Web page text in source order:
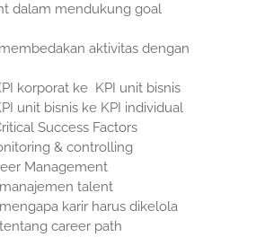
dalam mendukung goal
aktivitas dengan
korporat ke KPI unit bisnis
unit bisnis ke KPI individual
Success Factors
& controlling
Management
talent
karir harus dikelola
career path